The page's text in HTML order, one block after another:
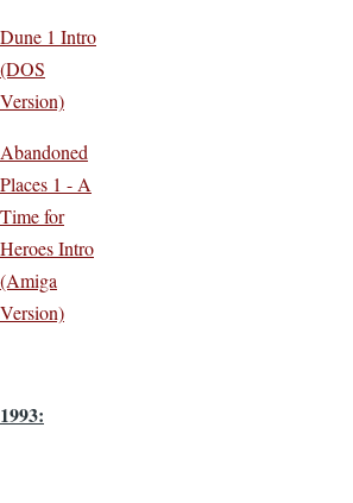
Dune 1 Intro
(DOS
Version)
Abandoned
Places 1 - A
Time for
Heroes Intro
(Amiga
Version)
1993: